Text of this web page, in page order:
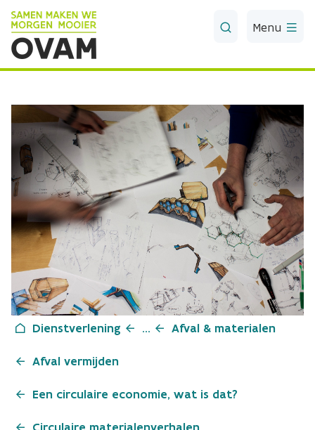
Skip to Main Content
Menu
Dienstverlening ... Afval & materialen
Afval vermijden
Een circulaire economie, wat is dat?